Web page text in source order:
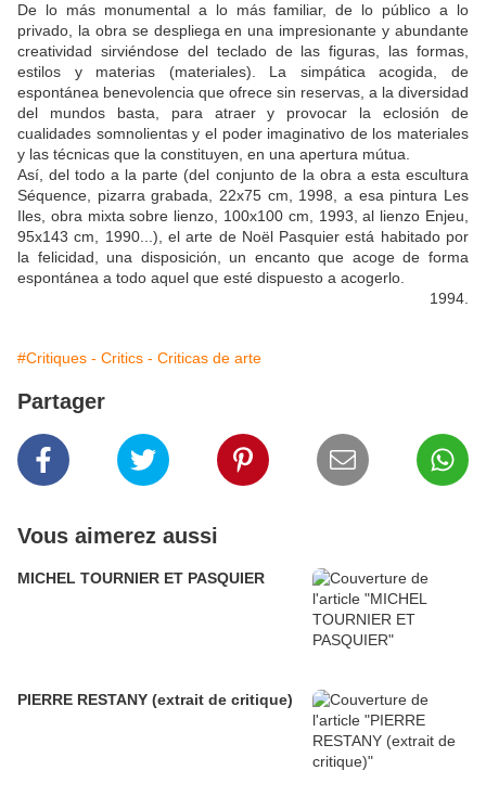
De lo más monumental a lo más familiar, de lo público a lo
privado, la obra se despliega en una impresionante y abundante
creatividad sirviéndose del teclado de las figuras, las formas,
estilos y materias (materiales). La simpática acogida, de
espontánea benevolencia que ofrece sin reservas, a la diversidad
del mundos basta, para atraer y provocar la eclosión de
cualidades somnolientas y el poder imaginativo de los materiales
y las técnicas que la constituyen, en una apertura mútua.
Así, del todo a la parte (del conjunto de la obra a esta escultura
Séquence, pizarra grabada, 22x75 cm, 1998, a esa pintura Les
Iles, obra mixta sobre lienzo, 100x100 cm, 1993, al lienzo Enjeu,
95x143 cm, 1990...), el arte de Noël Pasquier está habitado por
la felicidad, una disposición, un encanto que acoge de forma
espontánea a todo aquel que esté dispuesto a acogerlo.
1994.
#Critiques - Critics - Criticas de arte
Partager
Vous aimerez aussi
MICHEL TOURNIER ET PASQUIER
PIERRE RESTANY (extrait de critique)